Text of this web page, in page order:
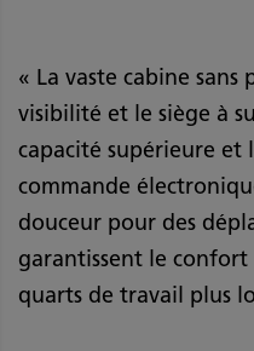
« La vaste cabine
visibilité et le siège à
capacité supérieure et
commande
douceur pour des
garantissent le confort
quarts de travail plus